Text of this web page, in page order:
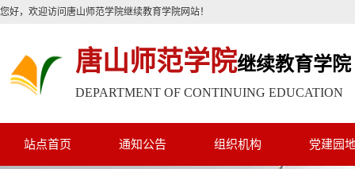
您好，欢迎访问唐山师范学院继续教育学院网站！
唐山师范学院继续教育学院
DEPARTMENT OF CONTINUING EDUCATION
站点首页 通知公告 组织机构 党建园